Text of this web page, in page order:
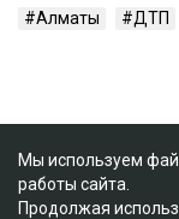
Алматы ДТП
Мы используем
работы сайта.
Продолжая